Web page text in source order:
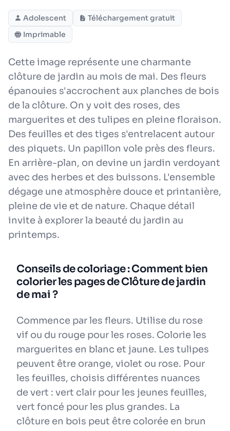
Adolescent
Téléchargement gratuit
Imprimable
Cette image représente une charmante
clôture de jardin au mois de mai. Des fleurs
épanouies s'accrochent aux planches de bois
de la clôture. On y voit des roses, des
marguerites et des tulipes en pleine floraison.
Des feuilles et des tiges s'entrelacent autour
des piquets. Un papillon vole près des fleurs.
En arrière-plan, on devine un jardin verdoyant
avec des herbes et des buissons. L'ensemble
dégage une atmosphère douce et printanière,
pleine de vie et de nature. Chaque détail
invite à explorer la beauté du jardin au
printemps.
Conseils de coloriage : Comment bien
colorier les pages de Clôture de jardin
de mai ?
Commence par les fleurs. Utilise du rose
vif ou du rouge pour les roses. Colorie les
marguerites en blanc et jaune. Les tulipes
peuvent être orange, violet ou rose. Pour
les feuilles, choisis différentes nuances
de vert : vert clair pour les jeunes feuilles,
vert foncé pour les plus grandes. La
clôture en bois peut être colorée en brun